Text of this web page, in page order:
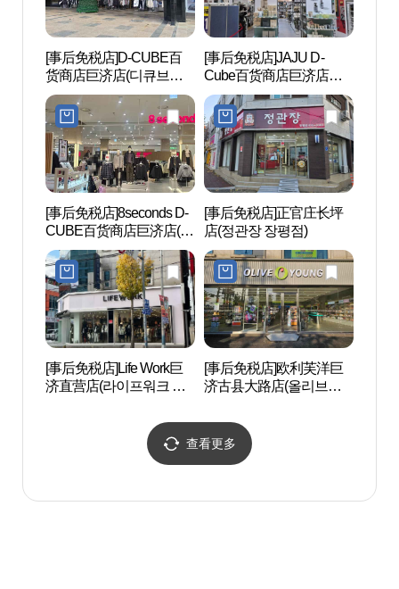
[事后免税店]D-CUBE百
货商店巨济店(디큐브거
제백화점)
[事后免税店]JAJU D-
Cube百货商店巨济店
(JAJU 디큐브백화점 거제
점)
[事后免税店]8seconds D-
CUBE百货商店巨济店(에
잇세컨즈 디큐브거제백
화점)
[事后免税店]正官庄长坪
店(정관장 장평점)
[事后免税店]Life Work巨
济直营店(라이프워크 거
[事后免税店]欧利芙洋巨
济古县大路店(올리브영
查看更多